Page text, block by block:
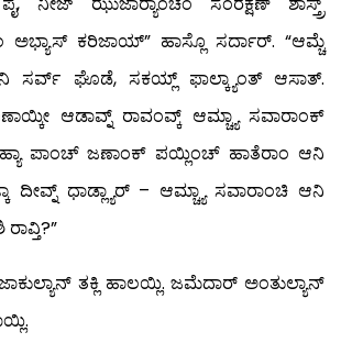
ಕರಿಜಾಯ್” ಹಾಸ್ಲೊ ಸರ್ದಾರ್. “ಆಮ್ಚೆ
ಘೊಡೆ, ಸಕಯ್ಲ್ ಫಾಲ್ಕ್ಯಾಂತ್ ಆಸಾತ್.
ಆಡಾವ್ನ್ ರಾವಂವ್ಕ್ ಆಮ್ಚ್ಯಾ ಸವಾರಾಂಕ್
ಪಾಂಚ್ ಜಣಾಂಕ್ ಪಯ್ಲಿಂಚ್ ಹಾತೆರಾಂ ಆನಿ
ದೀವ್ನ್ ಧಾಡ್ಲ್ಯಾರ್ – ಆಮ್ಚ್ಯಾ ಸವಾರಾಂಚಿ ಆನಿ
ತಕ್ಲಿ ಹಾಲಯ್ಲಿ. ಜಮೆದಾರ್ ಅಂತುಲ್ಯಾನ್